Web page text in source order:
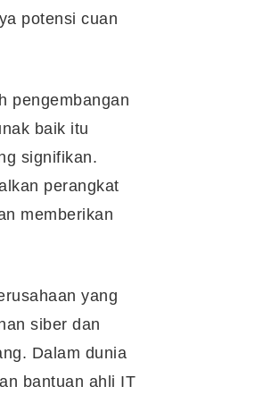
potensi cuan
pengembangan
baik itu
signifikan.
perangkat
memberikan
yang
siber dan
Dalam dunia
bantuan ahli IT